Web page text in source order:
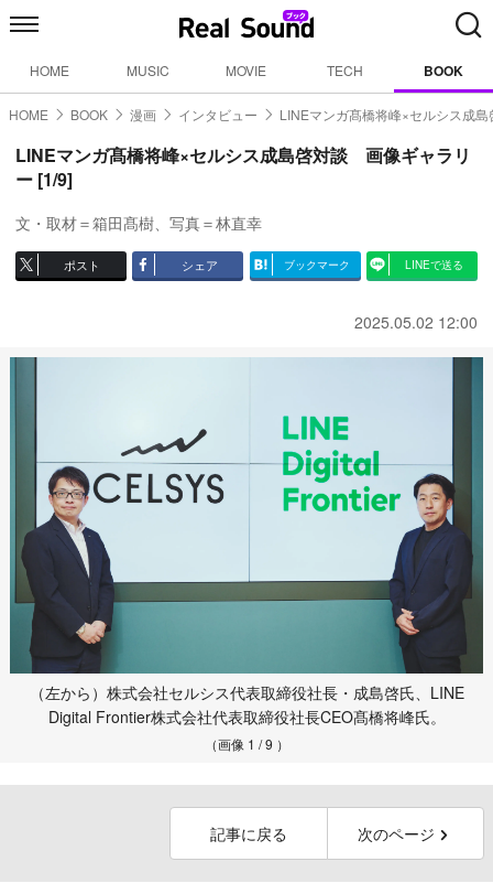
HOME MUSIC MOVIE TECH BOOK
HOME BOOK 漫画 インタビュー LINEマンガ髙橋将峰×セルシス成島
LINEマンガ髙橋将峰×セルシス成島啓対談 画像ギャラリ
ー [1/9]
文・取材＝箱田髙樹、写真＝林直幸
ポスト シェア ブックマーク LINEで送る
2025.05.02 12:00
（左から）株式会社セルシス代表取締役社長・成島啓氏、LINE
Digital Frontier株式会社代表取締役社長CEO髙橋将峰氏。
（画像 1 / 9 ）
記事に戻る 次のページ